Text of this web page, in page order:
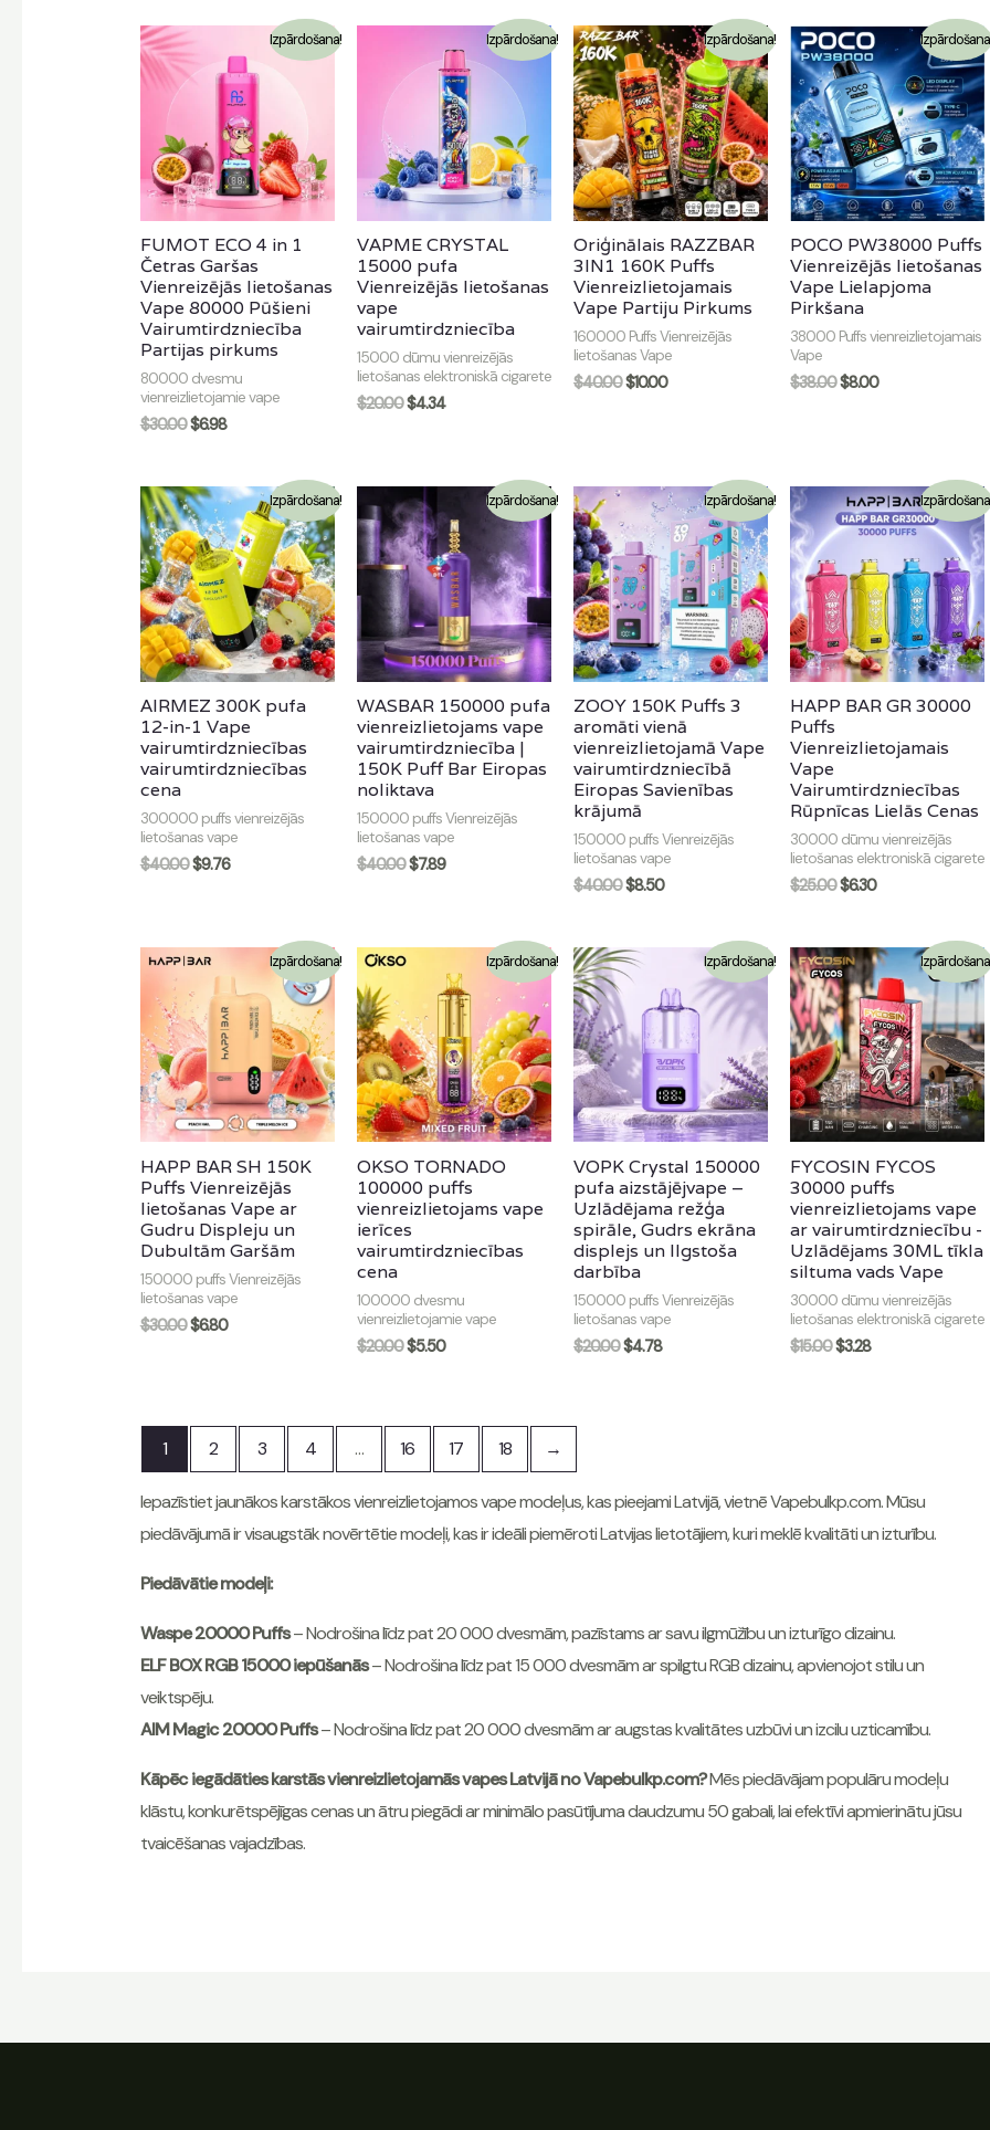
Izpārdošana!
FUMOT ECO 4 in 1
Četras Garšas
Vienreizējās lietošanas
Vape 80000 Pūšieni
Vairumtirdzniecība
Partijas pirkums
80000 dvesmu
vienreizlietojamie vape
$30.00$6.98
Izpārdošana!
VAPME CRYSTAL
15000 pufa
Vienreizējās lietošanas
vape
vairumtirdzniecība
15000 dūmu vienreizējās
lietošanas elektroniskā cigarete
$20.00$4.34
Izpārdošana!
Oriģinālais RAZZBAR
3IN1 160K Puffs
Vienreizlietojamais
Vape Partiju Pirkums
160000 Puffs Vienreizējās
lietošanas Vape
$40.00$10.00
POCO PW38000 Puffs
Vienreizējās lietošanas
Vape Lielapjoma
Pirkšana
38000 Puffs vienreizlietojamais
Vape
$38.00$8.00
Izpārdošana!
AIRMEZ 300K pufa
12-in-1 Vape
vairumtirdzniecības
vairumtirdzniecības
cena
300000 puffs vienreizējās
lietošanas vape
$40.00$9.76
Izpārdošana!
WASBAR 150000 pufa
vienreizlietojams vape
vairumtirdzniecība |
150K Puff Bar Eiropas
noliktava
150000 puffs Vienreizējās
lietošanas vape
$40.00$7.89
Izpārdošana!
ZOOY 150K Puffs 3
aromāti vienā
vienreizlietojamā Vape
vairumtirdzniecībā
Eiropas Savienības
krājumā
150000 puffs Vienreizējās
lietošanas vape
$40.00$8.50
HAPP BAR GR 30000
Puffs
Vienreizlietojamais
Vape
Vairumtirdzniecības
Rūpnīcas Lielās Cenas
30000 dūmu vienreizējās
lietošanas elektroniskā cigarete
$25.00$6.30
Izpārdošana!
HAPP BAR SH 150K
Puffs Vienreizējās
lietošanas Vape ar
Gudru Displeju un
Dubultām Garšām
150000 puffs Vienreizējās
lietošanas vape
$30.00$6.80
Izpārdošana!
OKSO TORNADO
100000 puffs
vienreizlietojams vape
ierīces
vairumtirdzniecības
cena
100000 dvesmu
vienreizlietojamie vape
$20.00$5.50
Izpārdošana!
VOPK Crystal 150000
pufa aizstājējvape –
Uzlādējama režģa
spirāle, Gudrs ekrāna
displejs un Ilgstoša
darbība
150000 puffs Vienreizējās
lietošanas vape
$20.00$4.78
FYCOSIN FYCOS
30000 puffs
vienreizlietojams vape
ar vairumtirdzniecību -
Uzlādējams 30ML tīkla
siltuma vads Vape
30000 dūmu vienreizējās
lietošanas elektroniskā cigarete
$15.00$3.28
1 2 3 4 … 16 17 18 →
Iepazīstiet jaunākos karstākos vienreizlietojamos vape modeļus, kas pieejami Latvijā, vietnē Vapebulkp.com. Mūsu
piedāvājumā ir visaugstāk novērtētie modeļi, kas ir ideāli piemēroti Latvijas lietotājiem, kuri meklē kvalitāti un izturību.
Piedāvātie modeļi:
Waspe 20000 Puffs– Nodrošina līdz pat 20 000 dvesmām, pazīstams ar savu ilgmūžību un izturīgo dizainu.
ELF BOX RGB 15000 iepūšanās– Nodrošina līdz pat 15 000 dvesmām ar spilgtu RGB dizainu, apvienojot stilu un
veiktspēju.
AIM Magic 20000 Puffs– Nodrošina līdz pat 20 000 dvesmām ar augstas kvalitātes uzbūvi un izcilu uzticamību.
Kāpēc iegādāties karstās vienreizlietojamās vapes Latvijā no Vapebulkp.com?Mēs piedāvājam populāru modeļu
klāstu, konkurētspējīgas cenas un ātru piegādi ar minimālo pasūtījuma daudzumu 50 gabali, lai efektīvi apmierinātu jūsu
tvaicēšanas vajadzības.